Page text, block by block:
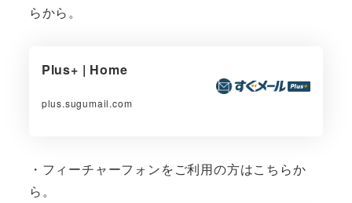
らから。
Plus+ | Home
plus.sugumail.com
・フィーチャーフォンをご利用の方はこちらか
ら。